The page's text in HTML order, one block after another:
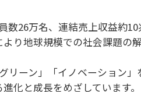
数26万名、連結売上収益約
り地球規模での社会課題の
リーン」「イノベーション
化と成長をめざしています。